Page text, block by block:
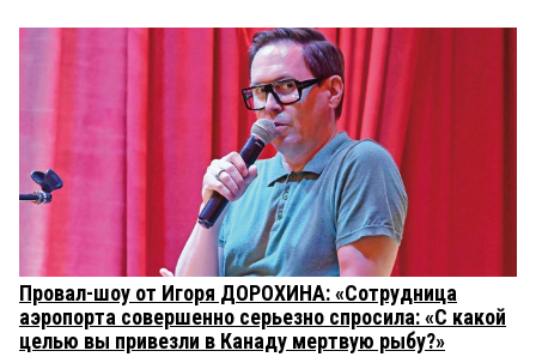
Провал-шоу от Игоря ДОРОХИНА: «Сотрудница
аэропорта совершенно серьезно спросила: «С какой
целью вы привезли в Канаду мертвую рыбу?»